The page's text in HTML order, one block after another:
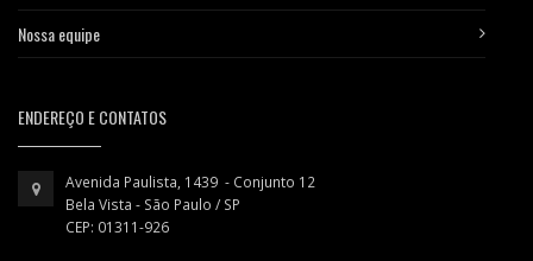
Nossa equipe
ENDEREÇO E CONTATOS
Avenida Paulista, 1439 - Conjunto 12
Bela Vista - São Paulo / SP
CEP: 01311-926